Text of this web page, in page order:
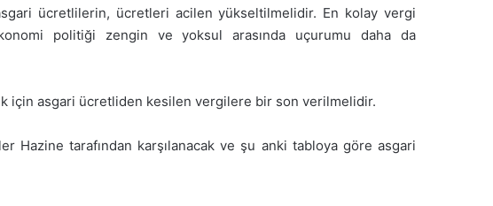
ücretlilerin, ücretleri acilen yükseltilmelidir. En kolay vergi
politiği zengin ve yoksul arasında uçurumu daha da
için asgari ücretliden kesilen vergilere bir son verilmelidir.
tarafından karşılanacak ve şu anki tabloya göre asgari